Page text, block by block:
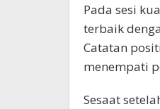
Pada sesi
terbaik
Catatan
menempati
Sesaat